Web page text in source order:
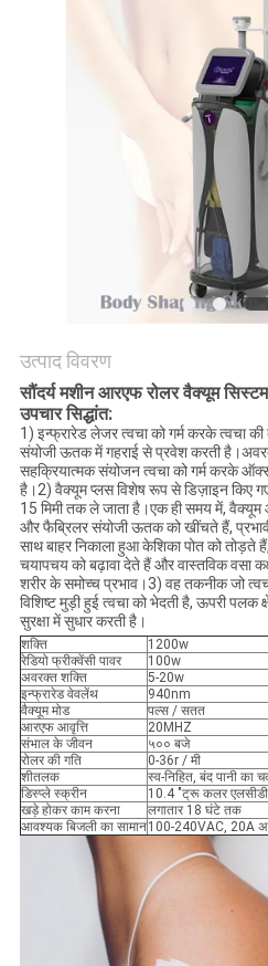
उत्पाद विवरण
सौंदर्य मशीन आरएफ रोलर वैक्यूम
उपचार सिद्धांत:
1) इन्फ्रारेड लेजर त्वचा को गर्म करके त्वचा
संयोजी ऊतक में गहराई से प्रवेश करती
सहक्रियात्मक संयोजन त्वचा को गर्म करके
है।2) वैक्यूम प्लस विशेष रूप से डिज़ाइन किए
15 मिमी तक ले जाता है।एक ही समय में,
और फैब्रिलर संयोजी ऊतक को खींचते हैं,
साथ बाहर निकाला हुआ केशिका पोत को तोड़ते
चयापचय को बढ़ावा देते हैं और वास्तविक
शरीर के समोच्च प्रभाव।3) वह तकनीक जो
विशिष्ट मुड़ी हुई त्वचा को भेदती है, ऊपरी पलक
सुरक्षा में सुधार करती है।
शक्ति
1200w
रेडियो फ्रीक्वेंसी पावर
100w
अवरक्त शक्ति
5-20w
इन्फ्रारेड वेवलेंथ
940nm
वैक्यूम मोड
पल्स / सतत
आरएफ आवृत्ति
20MHZ
संभाल के जीवन
५०० बजे
रोलर की गति
0-36r / मी
शीतलक
स्व-निहित, बंद पानी का
डिस्प्ले स्क्रीन
10.4 "ट्रू कलर
खड़े होकर काम करना
लगातार 18 घंटे तक
आवश्यक बिजली का सामान100-240VAC, 20A